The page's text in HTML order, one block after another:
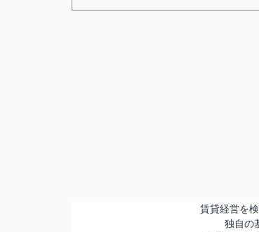
賃貸経営を
独自の